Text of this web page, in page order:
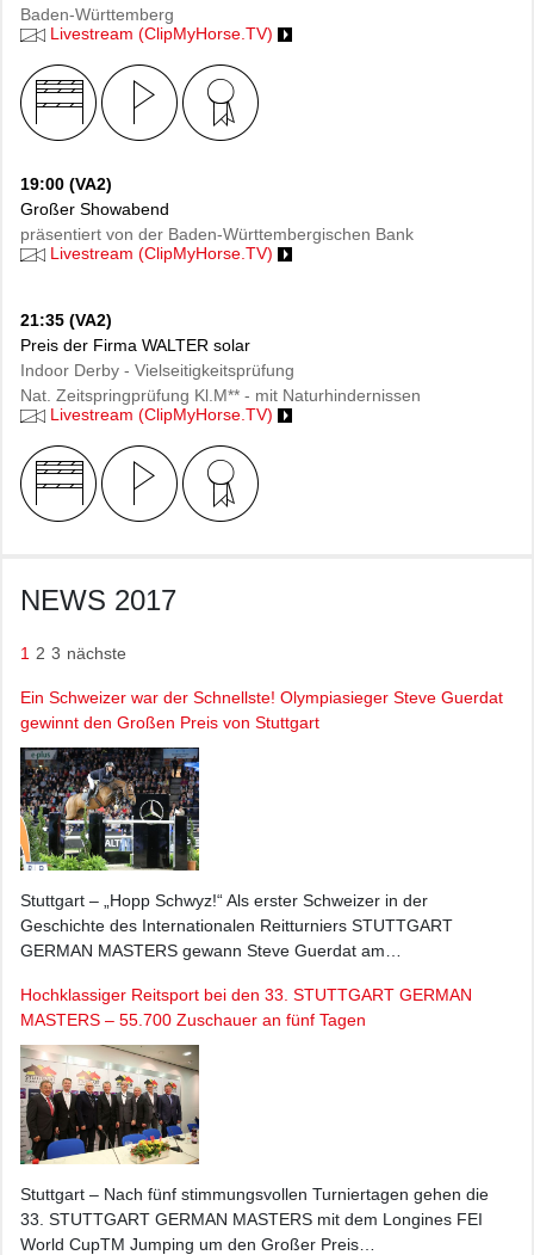
Baden-Württemberg
Livestream (ClipMyHorse.TV)
19:00 (VA2)
Großer Showabend
präsentiert von der Baden-Württembergischen Bank
Livestream (ClipMyHorse.TV)
21:35 (VA2)
Preis der Firma WALTER solar
Indoor Derby - Vielseitigkeitsprüfung
Nat. Zeitspringprüfung Kl.M** - mit Naturhindernissen
Livestream (ClipMyHorse.TV)
NEWS 2017
1 2 3 nächste
Ein Schweizer war der Schnellste! Olympiasieger Steve Guerdat
gewinnt den Großen Preis von Stuttgart
Stuttgart – „Hopp Schwyz!“ Als erster Schweizer in der
Geschichte des Internationalen Reitturniers STUTTGART
GERMAN MASTERS gewann Steve Guerdat am…
Hochklassiger Reitsport bei den 33. STUTTGART GERMAN
MASTERS – 55.700 Zuschauer an fünf Tagen
Stuttgart – Nach fünf stimmungsvollen Turniertagen gehen die
33. STUTTGART GERMAN MASTERS mit dem Longines FEI
World CupTM Jumping um den Großer Preis…